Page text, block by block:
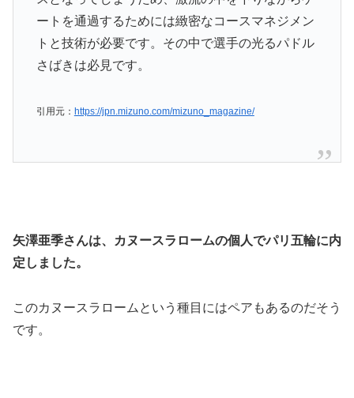
ートを通過するためには緻密なコースマネジメン
トと技術が必要です。その中で選手の光るパドル
さばきは必見です。
引用元： https://jpn.mizuno.com/mizuno_magazine/
矢澤亜季さんは、カヌースラロームの個人でパリ五輪に内
定しました。
このカヌースラロームという種目にはペアもあるのだそう
です。